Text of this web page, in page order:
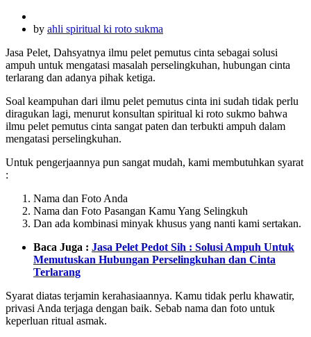
by ahli spiritual ki roto sukma
Jasa Pelet, Dahsyatnya ilmu pelet pemutus cinta sebagai solusi
ampuh untuk mengatasi masalah perselingkuhan, hubungan cinta
terlarang dan adanya pihak ketiga.
Soal keampuhan dari ilmu pelet pemutus cinta ini sudah tidak perlu
diragukan lagi, menurut konsultan spiritual ki roto sukmo bahwa
ilmu pelet pemutus cinta sangat paten dan terbukti ampuh dalam
mengatasi perselingkuhan.
Untuk pengerjaannya pun sangat mudah, kami membutuhkan syarat
:
Nama dan Foto Anda
Nama dan Foto Pasangan Kamu Yang Selingkuh
Dan ada kombinasi minyak khusus yang nanti kami sertakan.
Baca Juga : Jasa Pelet Pedot Sih : Solusi Ampuh Untuk
Memutuskan Hubungan Perselingkuhan dan Cinta
Terlarang
Syarat diatas terjamin kerahasiaannya. Kamu tidak perlu khawatir,
privasi Anda terjaga dengan baik. Sebab nama dan foto untuk
keperluan ritual asmak.